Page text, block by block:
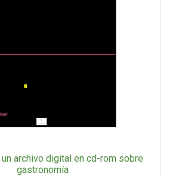
archivo digital en cd-rom sobre
gastronomía